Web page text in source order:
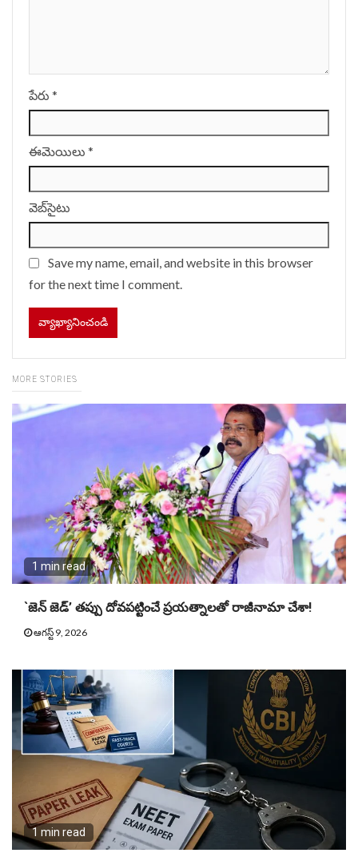
పేరు *
ఈమెయిలు *
వెబ్‌సైటు
Save my name, email, and website in this browser
for the next time I comment.
MORE STORIES
1 min read
`జెన్ జెడ్’ తప్పు దోవపట్టించే ప్రయత్నాలతో రాజీనామా చేశా!
ఆగస్ట్ 9, 2026
1 min read